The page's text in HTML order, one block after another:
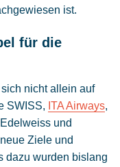
ist.
für die
nicht allein auf
SWISS, ITA Airways,
und
Ziele und
dazu wurden bislang